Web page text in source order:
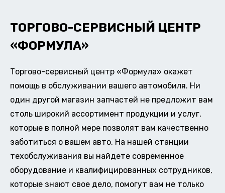
ТОРГОВО-СЕРВИСНЫЙ ЦЕНТР
«ФОРМУЛА»
Торгово-сервисный центр «Формула» окажет
помощь в обслуживании вашего автомобиля. Ни
один другой магазин запчастей не предложит вам
столь широкий ассортимент продукции и услуг,
которые в полной мере позволят вам качественно
заботиться о вашем авто. На нашей станции
техобслуживания вы найдете современное
оборудование и квалифицированных сотрудников,
которые знают свое дело, помогут вам не только